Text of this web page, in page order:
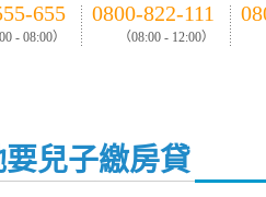
655
- 08:00）
0800-822-111
（08:00 - 12:00）
兒子繳房貸